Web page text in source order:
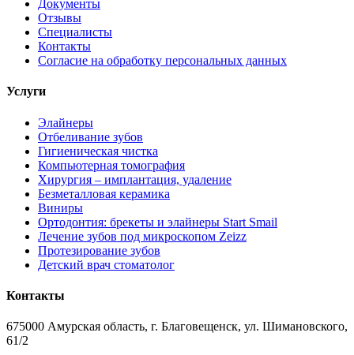
Документы
Отзывы
Специалисты
Контакты
Согласие на обработку персональных данных
Услуги
Элайнеры
Отбеливание зубов
Гигиеническая чистка
Компьютерная томография
Хирургия – имплантация, удаление
Безметалловая керамика
Виниры
Ортодонтия: брекеты и элайнеры Start Smail
Лечение зубов под микроскопом Zeizz
Протезирование зубов
Детский врач стоматолог
Контакты
675000 Амурская область, г. Благовещенск, ул. Шимановского,
61/2